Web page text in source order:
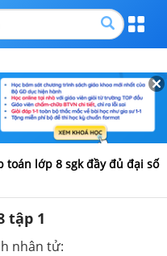
toán lớp 8 sgk đầy đủ đại số
tập 1
nhân tử: